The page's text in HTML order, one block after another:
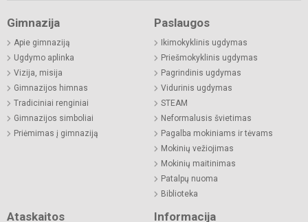
Gimnazija
Apie gimnaziją
Ugdymo aplinka
Vizija, misija
Gimnazijos himnas
Tradiciniai renginiai
Gimnazijos simboliai
Priėmimas į gimnaziją
Paslaugos
Ikimokyklinis ugdymas
Priešmokyklinis ugdymas
Pagrindinis ugdymas
Vidurinis ugdymas
STEAM
Neformalusis švietimas
Pagalba mokiniams ir tėvams
Mokinių vežiojimas
Mokinių maitinimas
Patalpų nuoma
Biblioteka
Ataskaitos Informacija